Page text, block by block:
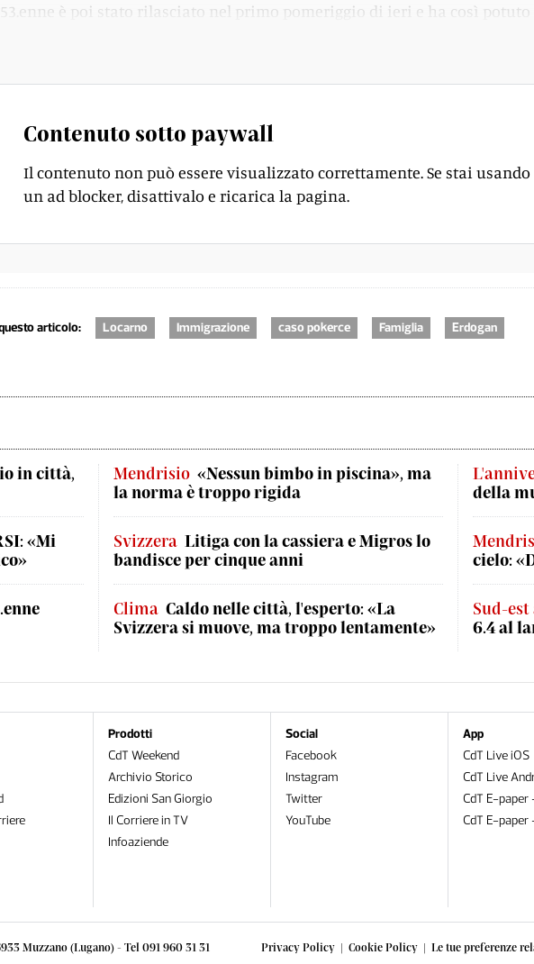
è poi stato rilasciato nel primo pomeriggio di ieri e ha così potuto
Contenuto sotto paywall
Il contenuto non può essere visualizzato correttamente. Se stai usando
un ad blocker, disattivalo e ricarica la pagina.
articolo: Locarno Immigrazione caso pokerce Famiglia Erdogan
in città,
«Mi
Mendrisio «Nessun bimbo in piscina», ma
la norma è troppo rigida
Svizzera Litiga con la cassiera e Migros lo
bandisce per cinque anni
Clima Caldo nelle città, l'esperto: «La
Svizzera si muove, ma troppo lentamente»
della
cielo:
Sud-
6.4 al
Muzzano (Lugano) - Tel 091 960 31 31 Privacy Policy| Cookie Policy| Le tue preferenze
Prodotti
CdT Weekend
Archivio Storico
Edizioni San Giorgio
Il Corriere in TV
Infoaziende
Social
Facebook
Instagram
Twitter
YouTube
App
CdT Live iOS
CdT Live
CdT E-paper
CdT E-paper